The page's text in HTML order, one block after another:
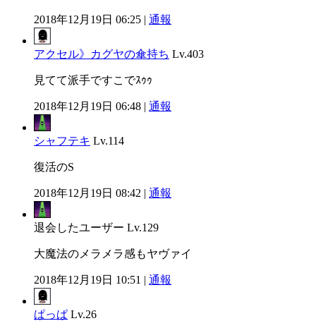
2018年12月19日 06:25 | 通報
アクセル》カグヤの傘持ち Lv.403
見てて派手ですこでｽｩｩ
2018年12月19日 06:48 | 通報
シャフテキ Lv.114
復活のS
2018年12月19日 08:42 | 通報
退会したユーザー Lv.129
大魔法のメラメラ感もヤヴァイ
2018年12月19日 10:51 | 通報
ぱっぱ Lv.26